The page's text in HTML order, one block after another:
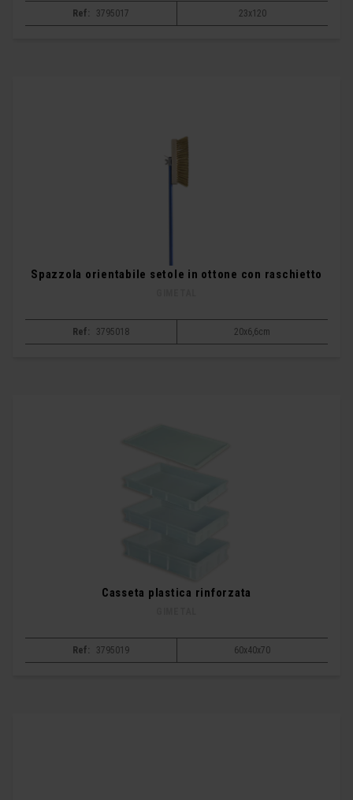
Ref: 3795017 23x120
Spazzola orientabile setole in ottone con raschietto
Ref: 3795018 20x6,6cm
Casseta plastica rinforzata
Ref: 3795019 60x40x70